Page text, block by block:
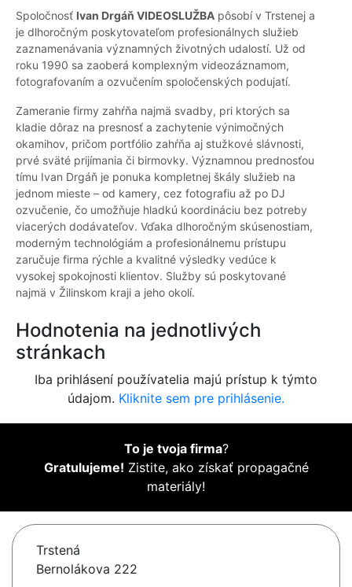
Spoločnosť Ivan Drgáň VIDEOSLUŽBA pôsobí v Trstenej a
je dlhoročným poskytovateľom profesionálnych služieb
zaznamenávania významných životných udalostí. Už od
roku 1990 sa zaoberá komplexným videozáznamom,
fotografovaním a ozvučením spoločenských podujatí.
Zameranie firmy zahŕňa najmä svadby, pri ktorých sa
kladie dôraz na presnosť a zachytenie výnimočných
okamihov, pričom portfólio zahŕňa aj stužkové slávnosti,
prvé sväté prijímania či birmovky. Významnou prednosťou
tímu Ivan Drgáň je ponuka kompletnej škály služieb na
jednom mieste – od kamery, cez fotografiu až po DJ
ozvučenie, čo umožňuje hladkú koordináciu bez potreby
viacerých dodávateľov. Vďaka dlhoročným skúsenostiam,
moderným technológiám a profesionálnemu prístupu
zaručuje firma rýchle a kvalitné výsledky vedúce k
vysokej spokojnosti klientov. Služby sú poskytované
najmä v Žilinskom kraji a jeho okolí.
Hodnotenia na jednotlivých
stránkach
Iba prihlásení používatelia majú prístup k týmto
údajom. Kliknite sem pre prihlásenie.
To je tvoja firma?
Gratulujeme! Zistite, ako získať propagačné
materiály!
Trstená
Bernolákova 222